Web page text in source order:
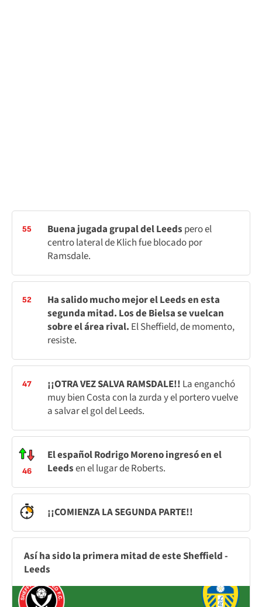
55 Buena jugada grupal del Leeds pero el
centro lateral de Klich fue blocado por
Ramsdale.
52
Ha salido mucho mejor el Leeds en esta
segunda mitad. Los de Bielsa se vuelcan
sobre el área rival. El Sheffield, de momento,
resiste.
47 ¡¡OTRA VEZ SALVA RAMSDALE!! La enganchó
muy bien Costa con la zurda y el portero vuelve
a salvar el gol del Leeds.
46
El español Rodrigo Moreno ingresó en el
Leedsen el lugar de Roberts.
¡¡COMIENZA LA SEGUNDA PARTE!!
Así ha sido la primera mitad de este Sheffield -
Leeds